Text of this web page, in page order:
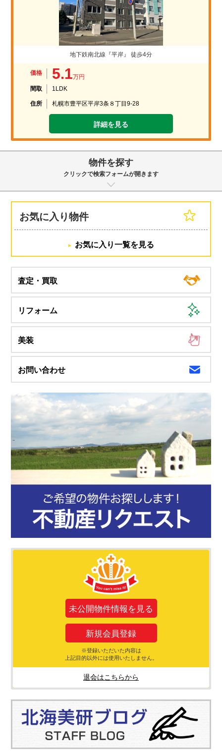
地下鉄南北線『平岸』 徒歩4分
価格 5.1万円
間取
1LDK
住所 札幌市豊平区平岸3条８丁目9-28
詳細を見る
物件を探す
クリックで検索フォームが開きます
お気に入り物件
お気に入り一覧を見る
査定・買取
リフォーム
美装
お問い合わせ
未公開物件情報を見る
新規会員登録
※登録いただいた内容は
上記目的以外には使用いたしません。
退会はこちらから